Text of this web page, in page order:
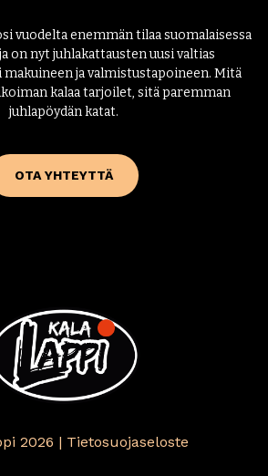
vuodelta enemmän tilaa suomalaisessa
on nyt juhlakattausten uusi valtias
ja valmistustapoineen. Mitä
kalaa tarjoilet, sitä paremman
juhlapöydän katat.
OTA YHTEYTTÄ
2026 | Tietosuojaseloste